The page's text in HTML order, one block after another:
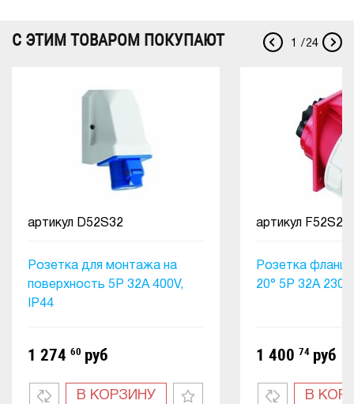
С ЭТИМ ТОВАРОМ ПОКУПАЮТ / 24
Розетка для монтажа на
поверхность 5Р 32А 400V,
IP44
артикул D52S32
1 274 60 руб
В КОРЗИНУ
Розетка
20° 5P 32A
артикул
1 400 74 руб
В
1